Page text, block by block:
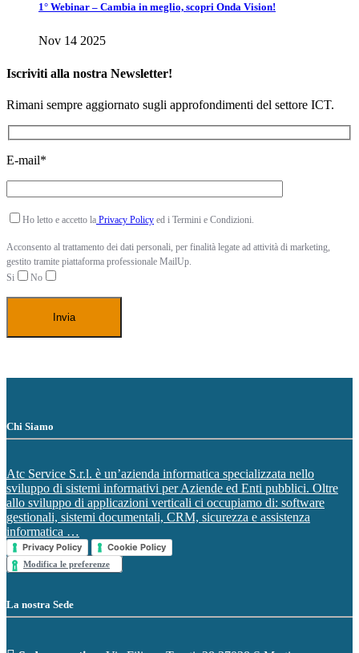
1° Webinar – Cambia in meglio, scopri Onda Vision!
Nov 14 2025
Iscriviti alla nostra Newsletter!
Rimani sempre aggiornato sugli approfondimenti del settore ICT.
E-mail*
Ho letto e accetto la Privacy Policy ed i Termini e Condizioni.
Acconsento al trattamento dei dati personali, per finalità legate ad attività di marketing,
gestito tramite piattaforma professionale MailUp.
Si
No
Chi Siamo
Atc Service S.r.l. è un’azienda informatica specializzata nello
sviluppo di sistemi informativi per Aziende ed Enti pubblici. Oltre
allo sviluppo di applicazioni verticali ci occupiamo di: software
gestionali, sistemi documentali, CRM, sicurezza e assistenza
informatica …
Privacy Policy Cookie Policy
Modifica le preferenze
La nostra Sede